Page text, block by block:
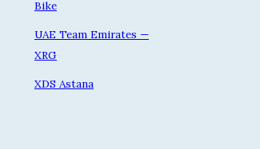
Bike
UAE Team Emirates —
XRG
XDS Astana